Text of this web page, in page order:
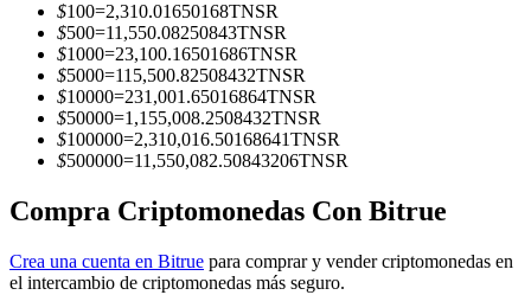
Información
Análisis de big data que incluye información comercial, etc.
$100=2,310.01650168TNSR
$500=11,550.08250843TNSR
$1000=23,100.16501686TNSR
$5000=115,500.82508432TNSR
$10000=231,001.65016864TNSR
$50000=1,155,008.2508432TNSR
$100000=2,310,016.50168641TNSR
$500000=11,550,082.50843206TNSR
Compra Criptomonedas Con Bitrue
Crea una cuenta en Bitrue para comprar y vender criptomonedas en
el intercambio de criptomonedas más seguro.